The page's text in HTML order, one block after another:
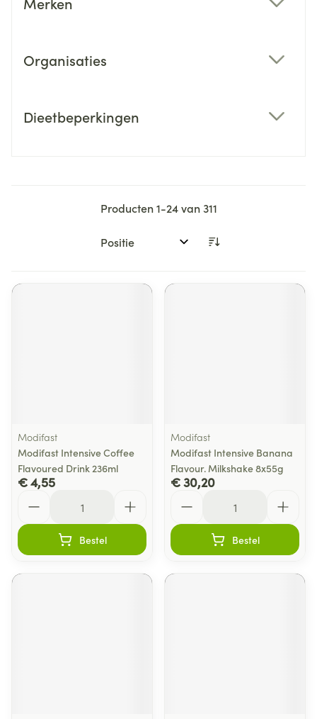
Organisaties
Dieetbeperkingen
Producten1-24van311
Sorteer op:
Modifast
Modifast Intensive Coffee
Flavoured Drink 236ml
€ 4,55
Bestel
Modifast
Modifast Intensive Banana
Flavour. Milkshake 8x55g
€ 30,20
Bestel